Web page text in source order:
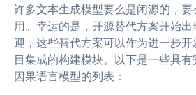
许多文本生成模型要么是闭源的，
用。幸运的是，开源替代方案开始
迎，这些替代方案可以作为进一步
目集成的构建模块。以下是一些具
因果语言模型的列表：